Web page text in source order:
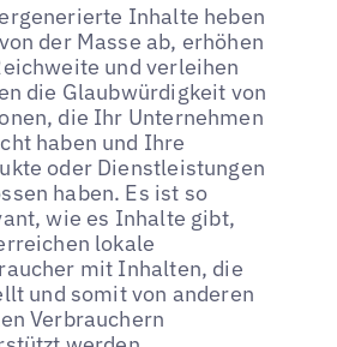
Inhalte heben
der Masse ab, erhöhen
und verleihen
die Glaubwürdigkeit von
die Ihr Unternehmen
haben und Ihre
oder Dienstleistungen
haben. Es ist so
wie es Inhalte gibt,
lokale
mit Inhalten, die
und somit von anderen
Verbrauchern